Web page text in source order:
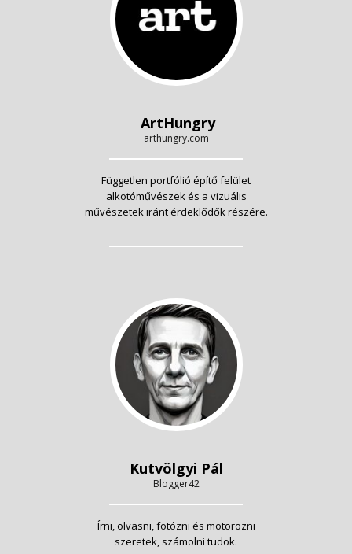
ArtHungry
arthungry.com
Független portfólió építő felület
alkotóművészek és a vizuális
művészetek iránt érdeklődők részére.
Kutvölgyi Pál
Blogger42
Írni, olvasni, fotózni és motorozni
szeretek, számolni tudok.